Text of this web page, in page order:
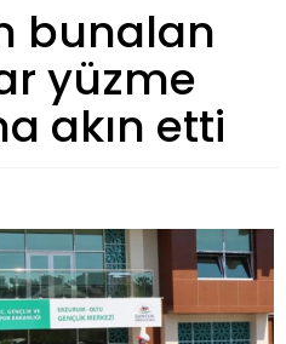
bunalan
yüzme
akın etti